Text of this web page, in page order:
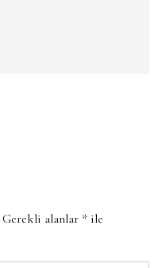
Gerekli alanlar * ile